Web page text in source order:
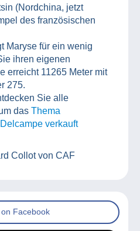
(Nordchina, jetzt
des französischen
Maryse für ein wenig
ihren eigenen
erreicht 11265 Meter mit
275.
Sie alle
das Thema
verkauft
Collot von CAF
Facebook